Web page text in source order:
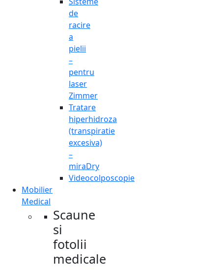
de
racire
a
pielii
–
pentru
laser
Zimmer
Tratare
hiperhidroza
(transpiratie
excesiva)
–
miraDry
Videocolposcopie
Mobilier
Medical
Scaune
si
fotolii
medicale